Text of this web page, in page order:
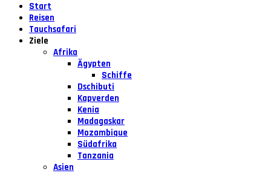
Start
Reisen
Tauchsafari
Ziele
Afrika
Ägypten
Schiffe
Dschibuti
Kapverden
Kenia
Madagaskar
Mozambique
Südafrika
Tanzania
Asien